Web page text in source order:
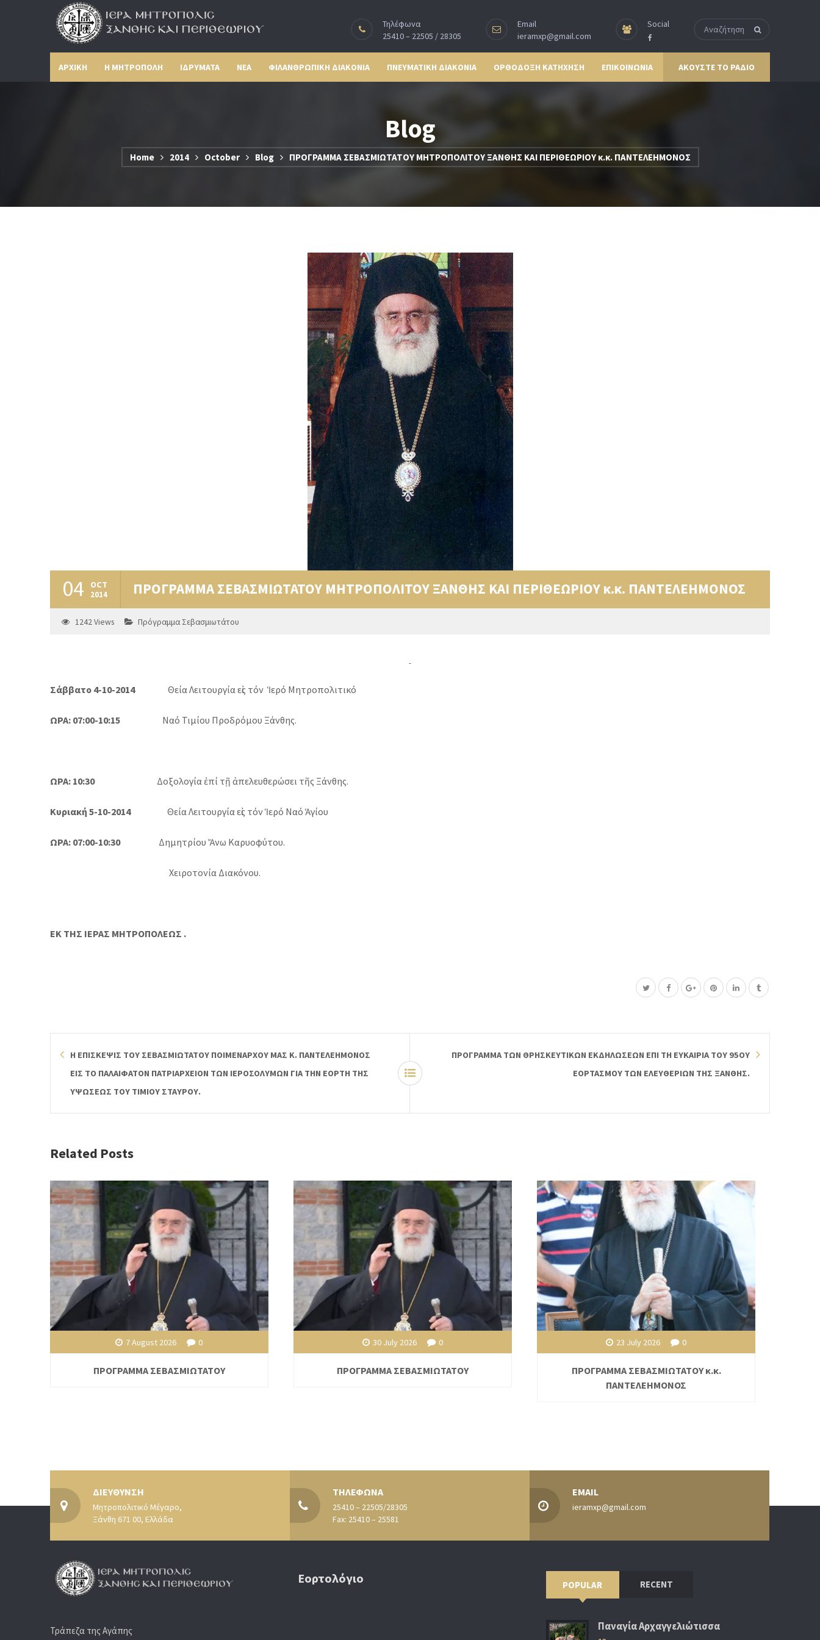
Τηλέφωνα
25410 – 22505 / 28305
Email
ieramxp@gmail.com
Social
ΑΡΧΙΚΗ Η ΜΗΤΡΟΠΟΛΗ ΙΔΡΥΜΑΤΑ ΝΕΑ ΦΙΛΑΝΘΡΩΠΙΚΗ ΔΙΑΚΟΝΙΑ ΠΝΕΥΜΑΤΙΚΗ ΔΙΑΚΟΝΙΑ ΟΡΘΟΔΟΞΗ ΚΑΤΗΧΗΣΗ ΕΠΙΚΟΙΝΩΝΙΑ ΑΚΟΥΣΤΕ ΤΟ ΡΑΔΙΟ
Blog
Home 2014 October Blog ΠΡΟΓΡΑΜΜΑ ΣΕΒΑΣΜΙΩΤΑΤΟΥ ΜΗΤΡΟΠΟΛΙΤΟΥ ΞΑΝΘΗΣ ΚΑΙ ΠΕΡΙΘΕΩΡΙΟΥ κ.κ. ΠΑΝΤΕΛΕΗΜΟΝΟΣ
04 OCT
2014 ΠΡΟΓΡΑΜΜΑ ΣΕΒΑΣΜΙΩΤΑΤΟΥ ΜΗΤΡΟΠΟΛΙΤΟΥ ΞΑΝΘΗΣ ΚΑΙ ΠΕΡΙΘΕΩΡΙΟΥ κ.κ. ΠΑΝΤΕΛΕΗΜΟΝΟΣ
1242Views Πρόγραμμα Σεβασμιωτάτου
Σάββατο 4-10-2014Θεία Λειτουργία εἰς τόν Ἱερό Μητροπολιτικό
ΩΡΑ: 07:00-10:15 Ναό Τιμίου Προδρόμου Ξάνθης.
ΩΡΑ: 10:30Δοξολογία ἐπί τῇ ἀπελευθερώσει τῆς Ξάνθης.
Κυριακή 5-10-2014 Θεία Λειτουργία εἰς τόν Ἱερό Ναό Ἁγίου
ΩΡΑ: 07:00-10:30Δημητρίου Ἄνω Καρυοφύτου.
Χειροτονία Διακόνου.
ΕΚ ΤΗΣ ΙΕΡΑΣ ΜΗΤΡΟΠΟΛΕΩΣ .
Η ΕΠΙΣΚΕΨΙΣ ΤΟΥ ΣΕΒΑΣΜΙΩΤΑΤΟΥ ΠΟΙΜΕΝΑΡΧΟΥ ΜΑΣ Κ. ΠΑΝΤΕΛΕΗΜΟΝΟΣ
ΕΙΣ ΤΟ ΠΑΛΑΙΦΑΤΟΝ ΠΑΤΡΙΑΡΧΕΙΟΝ ΤΩΝ ΙΕΡΟΣΟΛΥΜΩΝ ΓΙΑ ΤΗΝ ΕΟΡΤΗ ΤΗΣ
ΥΨΩΣΕΩΣ ΤΟΥ ΤΙΜΙΟΥ ΣΤΑΥΡΟΥ.
ΠΡΟΓΡΑΜΜΑ ΤΩΝ ΘΡΗΣΚΕΥΤΙΚΩΝ ΕΚΔΗΛΩΣΕΩΝ ΕΠΙ ΤΗ ΕΥΚΑΙΡΙΑ ΤΟΥ 95ΟΥ
ΕΟΡΤΑΣΜΟΥ ΤΩΝ ΕΛΕΥΘΕΡΙΩΝ ΤΗΣ ΞΑΝΘΗΣ.
Related Posts
7 August 2026 0
ΠΡΟΓΡΑΜΜΑ ΣΕΒΑΣΜΙΩΤΑΤΟΥ
30 July 2026 0
ΠΡΟΓΡΑΜΜΑ ΣΕΒΑΣΜΙΩΤΑΤΟΥ
23 July 2026 0
ΠΡΟΓΡΑΜΜΑ ΣΕΒΑΣΜΙΩΤΑΤΟΥ κ.κ.
ΠΑΝΤΕΛΕΗΜΟΝΟΣ
ΔΙΕΥΘΥΝΣΗ
Μητροπολιτικό Μέγαρο,
Ξάνθη 671 00, Ελλάδα
ΤΗΛΕΦΩΝΑ
25410 – 22505/28305
Fax: 25410 – 25581
EMAIL
ieramxp@gmail.com
Τράπεζα της Αγάπης
Εορτολόγιο POPULAR RECENT
Παναγία Αρχαγγελιώτισσα